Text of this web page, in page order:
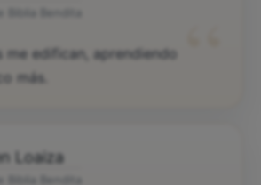
me edifican, aprendiendo
más.
Loaiza